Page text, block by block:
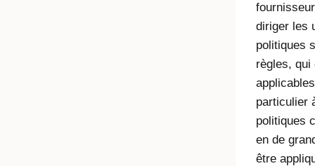
diriger les
politiques
règles, qui
particulier
politiques
en de
être